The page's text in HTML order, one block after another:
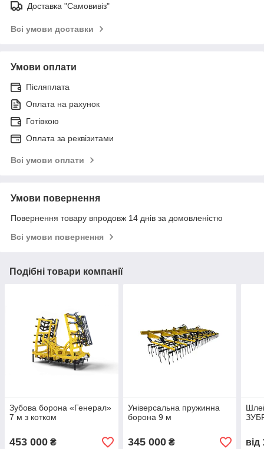
Доставка "Самовивіз"
Всі умови доставки
Умови оплати
Післяплата
Оплата на рахунок
Готівкою
Оплата за реквізитами
Всі умови оплати
Умови повернення
Повернення товару впродовж 14 днів за домовленістю
Всі умови повернення
Подібні товари компанії
Зубова борона «Генерал»
7 м з котком
453 000 ₴
Універсальна пружинна
борона 9 м
345 000₴ від